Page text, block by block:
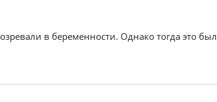
в беременности. Однако тогда это был